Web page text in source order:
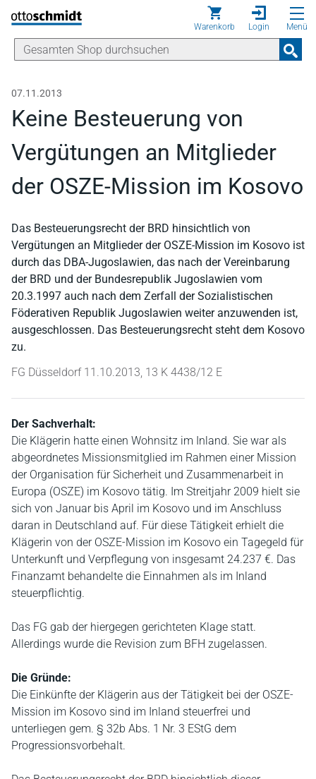
Direkt zum Inhalt
Warenkorb Login Menü
07.11.2013
Keine Besteuerung von
Vergütungen an Mitglieder
der OSZE-Mission im Kosovo
Das Besteuerungsrecht der BRD hinsichtlich von
Vergütungen an Mitglieder der OSZE-Mission im Kosovo ist
durch das DBA-Jugoslawien, das nach der Vereinbarung
der BRD und der Bundesrepublik Jugoslawien vom
20.3.1997 auch nach dem Zerfall der Sozialistischen
Föderativen Republik Jugoslawien weiter anzuwenden ist,
ausgeschlossen. Das Besteuerungsrecht steht dem Kosovo
zu.
FG Düsseldorf 11.10.2013, 13 K 4438/12 E
Der Sachverhalt:
Die Klägerin hatte einen Wohnsitz im Inland. Sie war als
abgeordnetes Missionsmitglied im Rahmen einer Mission
der Organisation für Sicherheit und Zusammenarbeit in
Europa (OSZE) im Kosovo tätig. Im Streitjahr 2009 hielt sie
sich von Januar bis April im Kosovo und im Anschluss
daran in Deutschland auf. Für diese Tätigkeit erhielt die
Klägerin von der OSZE-Mission im Kosovo ein Tagegeld für
Unterkunft und Verpflegung von insgesamt 24.237 €. Das
Finanzamt behandelte die Einnahmen als im Inland
steuerpflichtig.
Das FG gab der hiergegen gerichteten Klage statt.
Allerdings wurde die Revision zum BFH zugelassen.
Die Gründe:
Die Einkünfte der Klägerin aus der Tätigkeit bei der OSZE-
Mission im Kosovo sind im Inland steuerfrei und
unterliegen gem. § 32b Abs. 1 Nr. 3 EStG dem
Progressionsvorbehalt.